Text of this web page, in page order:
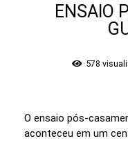
ENSAIO
578
O ensaio pós-
aconteceu em um